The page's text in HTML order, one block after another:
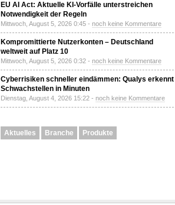
EU AI Act: Aktuelle KI-Vorfälle unterstreichen
Notwendigkeit der Regeln
Mittwoch, August 5, 2026 0:45 - noch keine Kommentare
Kompromittierte Nutzerkonten – Deutschland
weltweit auf Platz 10
Mittwoch, August 5, 2026 0:32 - noch keine Kommentare
Cyberrisiken schneller eindämmen: Qualys erkennt
Schwachstellen in Minuten
Dienstag, August 4, 2026 15:22 - noch keine Kommentare
Aktuelles Branche Produkte